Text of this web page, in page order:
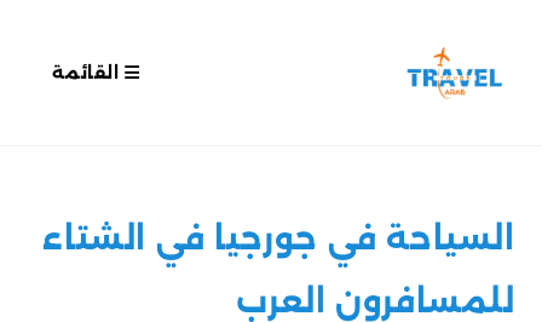
القائمة
السياحة في جورجيا في الشتاء
للمسافرون العرب